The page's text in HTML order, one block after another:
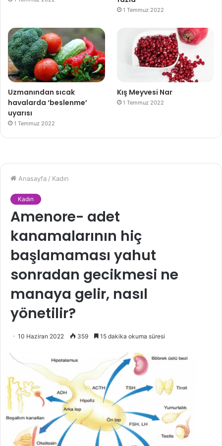
1 Temmuz 2022
Uzmanından sıcak
havalarda ‘beslenme’
uyarısı
1 Temmuz 2022
Kış Meyvesi Nar
1 Temmuz 2022